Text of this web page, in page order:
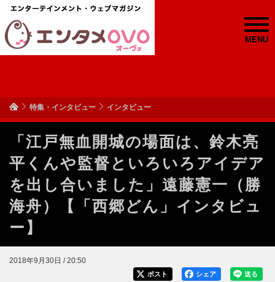
MENU
特集・インタビュー インタビュー
「江戸無血開城の場面は、鈴木亮
平くんや監督といろいろアイデア
を出し合いました」遠藤憲一（勝
海舟）【「西郷どん」インタビュ
ー】
2018年9月30日 / 20:50
送る
シェア
ポスト